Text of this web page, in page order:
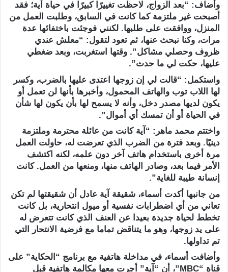
وأضاف: “بعد الزواج، لاحظت تغييرًا كبيرًا في حياة آية؛ فقد
أصبحت غير ملتزمة كما كانت في السابق، وطلبت العمل من
المنزل، ووافقت على طلبها. لكنني فوجئت باختفائها عدة
مرات، وكنا نبحث عنها، ثم تعود لتقول: “معلش عندي
ظروف وحصلي مشاكل”. وقتها استغربت، وبعد ضغطي
عليها، حكت لي ما حدث”.
واستكمل: “قالت لي إن زوجها اعتدى عليها بالضرب، وكسر
لها اللاب توب والهاتف المحمول، وأخبرها بأنها لن تعمل أو
يكون لديها مصدر دخل، وأنه لا يسمح لها بأن يكون لها شأن
في الحياة أو أن تمسك أي أموال”.
واختتم محمد ماهر: “آية كانت من عائلة محترمة وملتزمة
دينيًا. وبعد فترة من الضرب الذي تعرضت له، حاولت العمل
مرة أخرى باستخدام هاتف آخر دون علمه، لكنه اكتشف
الأمر فيما بعد، وصادر الهاتف منها، ومنعها من العمل. كانت
إنسانة طيبة للغاية”.
من جانبها أكدت أسماء، شقيقة آية عادل أن شقيقتها لم تكن
تعاني من أي اضطرابات نفسية أو ميول انتحارية، بل كانت
تخطط لحياة جديدة بعيدا عن العنف الذي كانت تتعرض له
على يد زوجها، وهو ما يتناقض تماما مع فرضية الانتحار التي
تم تداولها.
وأضافت أسماء، في مداخلة هاتفية مع برنامج “الحكاية” على
قناة “MBC”، أن “آية” أجرت معها مكالمة هاتفية قبل